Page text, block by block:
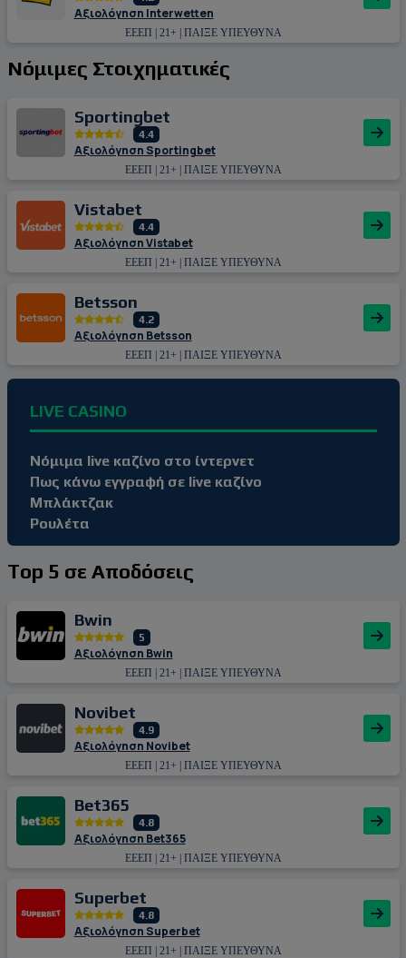
Αξιολόγηση Interwetten
ΕΕΕΠ | 21+ | ΠΑΙΞΕ ΥΠΕΥΘΥΝΑ
Νόμιμες Στοιχηματικές
Sportingbet
4.4
Αξιολόγηση Sportingbet
ΕΕΕΠ | 21+ | ΠΑΙΞΕ ΥΠΕΥΘΥΝΑ
Vistabet
4.4
Αξιολόγηση Vistabet
ΕΕΕΠ | 21+ | ΠΑΙΞΕ ΥΠΕΥΘΥΝΑ
Betsson
4.2
Αξιολόγηση Betsson
ΕΕΕΠ | 21+ | ΠΑΙΞΕ ΥΠΕΥΘΥΝΑ
LIVE CASINO
Νόμιμα live καζίνο στο ίντερνετ
Πως κάνω εγγραφή σε live καζίνο
Μπλάκτζακ
Ρουλέτα
Top 5 σε Αποδόσεις
Bwin
5
Αξιολόγηση Bwin
ΕΕΕΠ | 21+ | ΠΑΙΞΕ ΥΠΕΥΘΥΝΑ
Novibet
4.9
Αξιολόγηση Novibet
ΕΕΕΠ | 21+ | ΠΑΙΞΕ ΥΠΕΥΘΥΝΑ
Bet365
4.8
Αξιολόγηση Bet365
ΕΕΕΠ | 21+ | ΠΑΙΞΕ ΥΠΕΥΘΥΝΑ
Superbet
4.8
Αξιολόγηση Superbet
ΕΕΕΠ | 21+ | ΠΑΙΞΕ ΥΠΕΥΘΥΝΑ